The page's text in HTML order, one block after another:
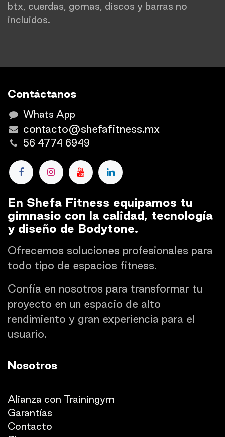
btx, cuerdas, gomas, discos y barras no
incluidos.
Contáctanos
Whats App
contacto@shefafitness.mx
56 4774 6949
En Shefa Fitness equipamos tu
gimnasio con la calidad, tecnología
y diseño de Bodytone.
Ofrecemos soluciones profesionales para
todo tipo de espacios fitness.
Confía en nosotros para transformar tu
proyecto en un espacio de alto
rendimiento y gran experiencia para el
usuario.
Nosotros
Alianza con Trainingym
Garantías
Con​tacto